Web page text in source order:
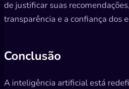
de justificar suas
transparência e a confiança dos
Conclusão
A inteligência artificial está